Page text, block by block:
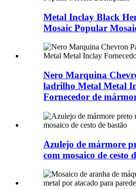
Metal Inclay Black
Mosaic Popular
Nero Marquina
ladrilho Metal Metal
Fornecedor de
Azulejo de mármore
com mosaico de cesto